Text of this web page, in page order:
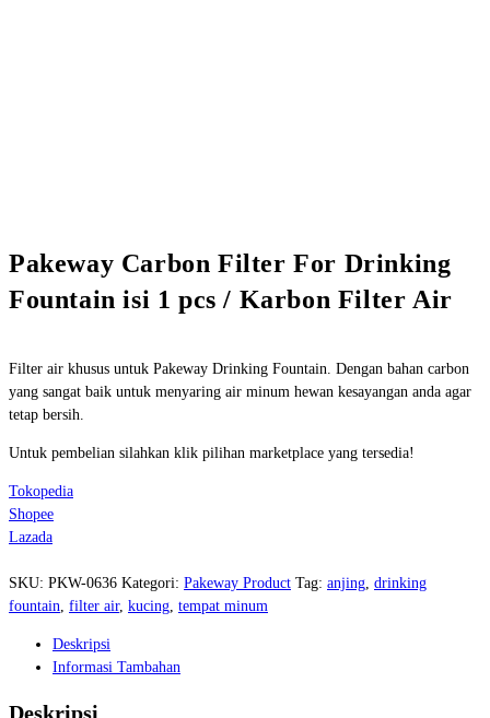
Pakeway Carbon Filter For Drinking
Fountain isi 1 pcs / Karbon Filter Air
Filter air khusus untuk Pakeway Drinking Fountain. Dengan bahan carbon
yang sangat baik untuk menyaring air minum hewan kesayangan anda agar
tetap bersih.
Untuk pembelian silahkan klik pilihan marketplace yang tersedia!
Tokopedia
Shopee
Lazada
SKU: PKW-0636 Kategori: Pakeway Product Tag: anjing, drinking
fountain, filter air, kucing, tempat minum
Deskripsi
Informasi Tambahan
Deskripsi